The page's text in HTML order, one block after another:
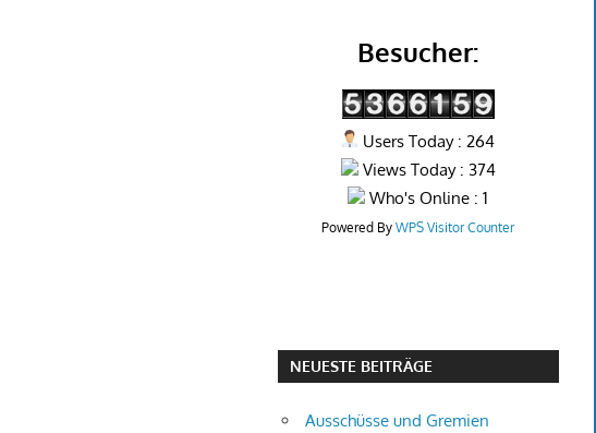
Besucher:
Users Today : 264
Views Today : 374
Who's Online : 1
Powered ByWPS Visitor Counter
NEUESTE BEITRÄGE
Ausschüsse und Gremien